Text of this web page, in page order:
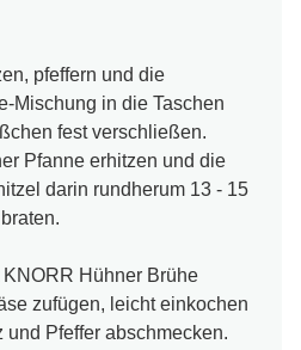
pfeffern und die
Mischung in die Taschen
fest verschließen.
Pfanne erhitzen und die
darin rundherum 13 - 15
Hühner Brühe
zufügen, leicht einkochen
und Pfeffer abschmecken.